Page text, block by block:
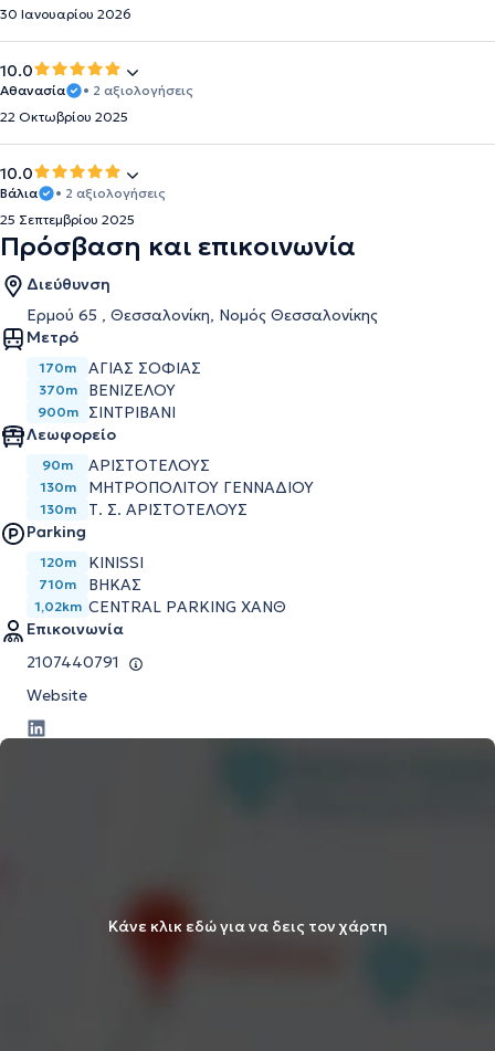
30 Ιανουαρίου 2026
10.0
Αθανασία
• 2 αξιολογήσεις
22 Οκτωβρίου 2025
10.0
Βάλια
• 2 αξιολογήσεις
25 Σεπτεμβρίου 2025
Πρόσβαση και επικοινωνία
Διεύθυνση
Ερμού 65 , Θεσσαλονίκη, Νομός Θεσσαλονίκης
Μετρό
170m ΑΓΊΑΣ ΣΟΦΊΑΣ
370m ΒΕΝΙΖΈΛΟΥ
900m
ΣΙΝΤΡΙΒΆΝΙ
Λεωφορείο
90m ΑΡΙΣΤΟΤΕΛΟΥΣ
130m ΜΗΤΡΟΠΟΛΙΤΟΥ ΓΕΝΝΑΔΙΟΥ
130m
Τ. Σ. ΑΡΙΣΤΟΤΕΛΟΥΣ
Parking
120m KINISSI
710m ΒΗΚΑΣ
1,02km CENTRAL PARKING ΧΑΝΘ
Επικοινωνία
2107440791
Website
Κάνε κλικ εδώ για να δεις τον χάρτη